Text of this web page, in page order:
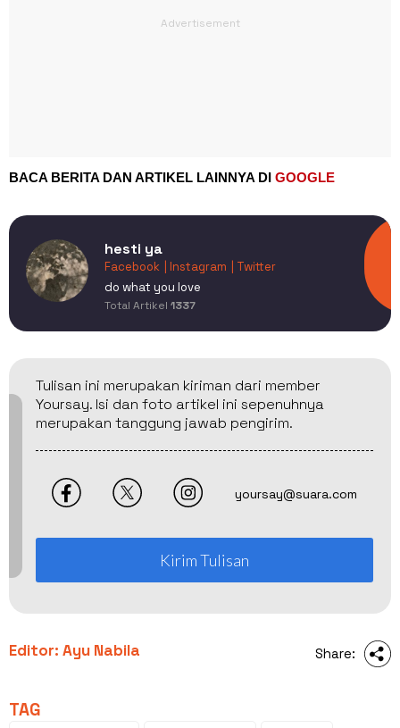
BACA BERITA DAN ARTIKEL LAINNYA DI GOOGLE
hesti ya
Facebook | Instagram
| Twitter
do what you love
Total Artikel 1337
Tulisan ini merupakan kiriman dari member
Yoursay. Isi dan foto artikel ini sepenuhnya
merupakan tanggung jawab pengirim.
yoursay@suara.com
Kirim Tulisan
Editor: Ayu Nabila Share:
TAG